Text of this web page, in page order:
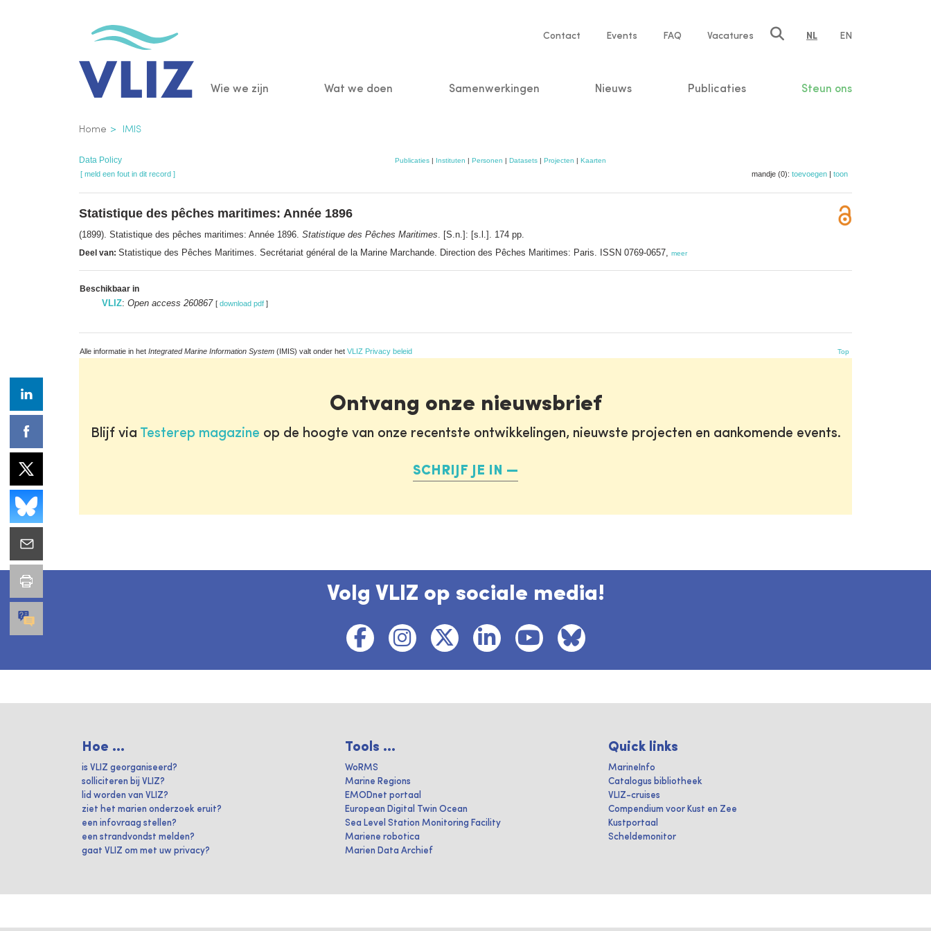
Service
Contact Events FAQ Vacatures NL EN
Main
Wie we zijn Wat we doen Samenwerkingen Nieuws Publicaties Steun ons
Kruimelpad
Home IMIS
Data Policy Publicaties| Instituten | Personen | Datasets| Projecten | Kaarten
[ meld een fout in dit record ] mandje (0): toevoegen | toon
Statistique des pêches maritimes: Année 1896
(1899). Statistique des pêches maritimes: Année 1896. Statistique des Pêches Maritimes . [S.n.]: [s.l.]. 174 pp.
Deel van: Statistique des Pêches Maritimes. Secrétariat général de la Marine Marchande. Direction des Pêches Maritimes: Paris. ISSN 0769-0657, meer
Beschikbaar in
VLIZ: Open access 260867 [ download pdf ]
Alle informatie in het Integrated Marine Information System (IMIS) valt onder het VLIZ Privacy beleid Top
Ontvang onze nieuwsbrief
Blijf via Testerep magazine op de hoogte van onze recentste ontwikkelingen, nieuwste projecten en aankomende events.
SCHRIJF JE IN
Volg VLIZ op sociale media!
Hoe ...
is VLIZ georganiseerd?
solliciteren bij VLIZ?
lid worden van VLIZ?
ziet het marien onderzoek eruit?
een infovraag stellen?
een strandvondst melden?
gaat VLIZ om met uw privacy?
Tools ...
WoRMS
Marine Regions
EMODnet portaal
European Digital Twin Ocean
Sea Level Station Monitoring Facility
Mariene robotica
Marien Data Archief
Quick links
MarineInfo
Catalogus bibliotheek
VLIZ-cruises
Compendium voor Kust en Zee
Kustportaal
Scheldemonitor